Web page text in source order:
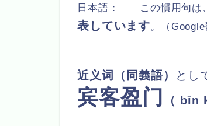
日本語： この慣用句は
表しています。（ Google
近义词 （同義語） とし
宾客盈门 （ bīn